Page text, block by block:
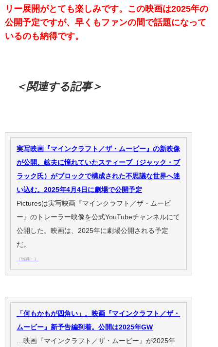
リー展開がとても楽しみです。この映画は2025年の
公開予定ですが、早くもファンの間で話題になって
いるのも納得です。
＜関連する記事＞
実写映画『マインクラフト／ザ・ムービー』の新映像
が公開、鉱夫に憧れていたスティーブ（ジャック・ブ
ラック氏）がブロックで構成された不思議な世界へ迷
い込む。2025年4月4日に劇場で公開予定
Picturesは実写映画『マインクラフト／ザ・ムービ
ー』のトレーラー映像を公式YouTubeチャンネルにて
公開した。映画は、2025年に劇場公開される予定
だ。
（出典：）
「何もかもが四角い」。映画『マインクラフト／ザ・
ムービー』新予告編到着。公開は2025年GW
…映画『マインクラフト／ザ・ムービー』が2025年